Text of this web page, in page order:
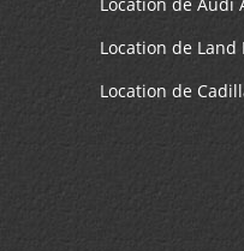
Location de Audi
Location de Land
Location de